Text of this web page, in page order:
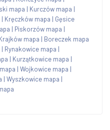
mapa | Kurczów mapa |
| Kręczków mapa | Gęsice
| Piskorzów mapa |
mapa | Boreczek mapa
| Rynakowice mapa |
| Kurzątkowice mapa |
| Wojkowice mapa |
| Wyszkowice mapa |